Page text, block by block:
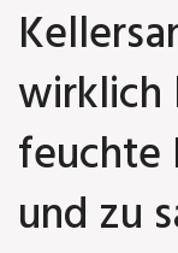
wirklich
feuchte
und zu